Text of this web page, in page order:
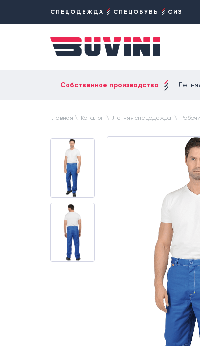
СПЕЦОДЕЖДА СПЕЦОБУВЬ СИЗ
Собственное производство
Главная \ Каталог \ Летняя спецодежда \